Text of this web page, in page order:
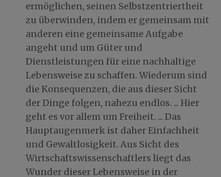
ermöglichen, seinen Selbstzentriertheit
zu überwinden, indem er gemeinsam mit
anderen eine gemeinsame Aufgabe
angeht und um Güter und
Dienstleistungen für eine nachhaltige
Lebensweise zu schaffen. Wiederum sind
die Konsequenzen, die aus dieser Sicht
der Dinge folgen, nahezu endlos. ... Hier
geht es vor allem um Freiheit. ... Das
Hauptaugenmerk ist daher Einfachheit
und Gewaltlosigkeit. Aus Sicht des
Wirtschaftswissenschaftlers liegt das
Wunder dieser Lebensweise in der